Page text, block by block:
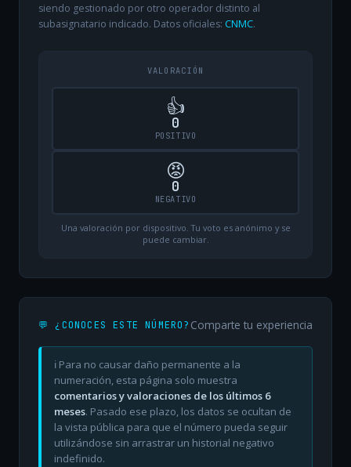
siendo gestionado por otro operador distinto al
subasignatario indicado. Datos oficiales: CNMC.
VALORACIÓN
👍
0
POSITIVO
😡
0
NEGATIVO
Una valoración por dispositivo. Tu voto es anónimo y se
puede cambiar.
💬 ¿CONOCES ESTE NÚMERO? Comparte tu experiencia
ℹ️ Para no causar daño permanente a la
numeración, esta página solo muestra
comentarios y valoraciones de los últimos 6
meses. Pasado ese plazo, los datos se ocultan de
la vista pública para que el número pueda seguir
utilizándose sin arrastrar un historial negativo
indefinido.